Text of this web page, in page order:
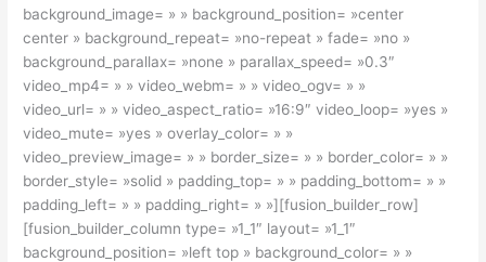
background_image= » » background_position= »center
center » background_repeat= »no-repeat » fade= »no »
background_parallax= »none » parallax_speed= »0.3″
video_mp4= » » video_webm= » » video_ogv= » »
video_url= » » video_aspect_ratio= »16:9″ video_loop= »yes »
video_mute= »yes » overlay_color= » »
video_preview_image= » » border_size= » » border_color= » »
border_style= »solid » padding_top= » » padding_bottom= » »
padding_left= » » padding_right= » »][fusion_builder_row]
[fusion_builder_column type= »1_1″ layout= »1_1″
background_position= »left top » background_color= » »